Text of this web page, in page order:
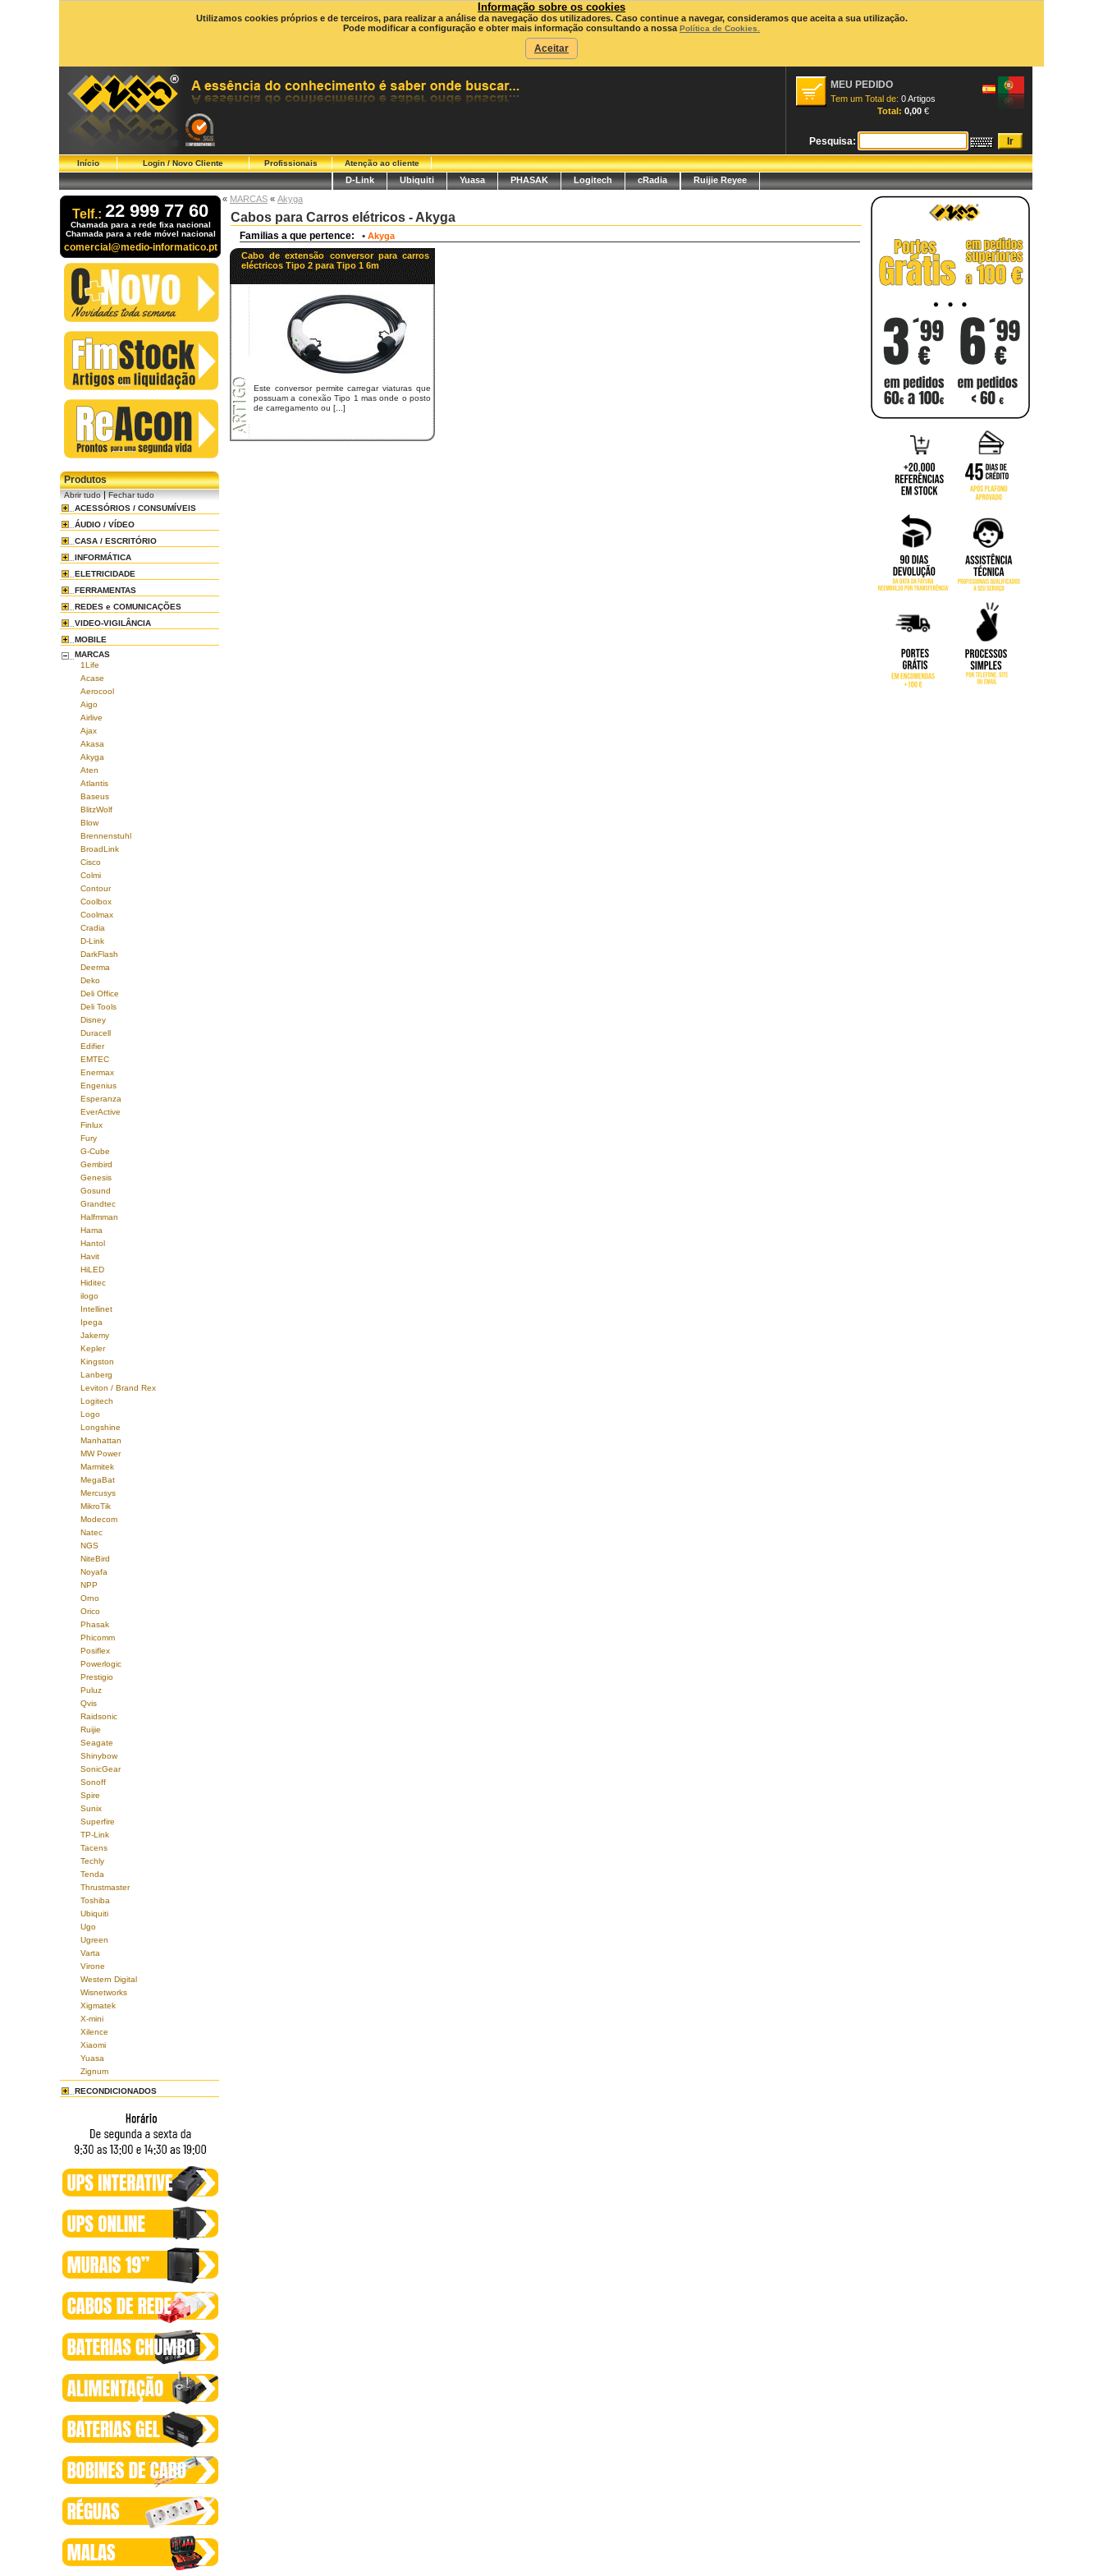
Informação sobre os cookies
Utilizamos cookies próprios e de terceiros, para realizar a análise da navegação dos utilizadores. Caso continue a navegar, consideramos que aceita a sua utilização.
Pode modificar a configuração e obter mais informação consultando a nossa Política de Cookies.
Aceitar
MEU PEDIDO
Tem um Total de: 0 Artigos
Total: 0,00 €
Pesquisa:
Início Login / Novo Cliente Profissionais Atenção ao cliente
D-Link Ubiquiti Yuasa PHASAK Logitech cRadia Ruijie Reyee
Telf.: 22 999 77 60
Chamada para a rede fixa nacional
Chamada para a rede móvel nacional
comercial@medio-informatico.pt
Produtos
Abrir tudo|Fechar tudo
ACESSÓRIOS / CONSUMÍVEIS
ÁUDIO / VÍDEO
CASA / ESCRITÓRIO
INFORMÁTICA
ELETRICIDADE
FERRAMENTAS
REDES e COMUNICAÇÕES
VIDEO-VIGILÂNCIA
MOBILE
MARCAS
1Life
Acase
Aerocool
Aigo
Airlive
Ajax
Akasa
Akyga
Aten
Atlantis
Baseus
BlitzWolf
Blow
Brennenstuhl
BroadLink
Cisco
Colmi
Contour
Coolbox
Coolmax
Cradia
D-Link
DarkFlash
Deerma
Deko
Deli Office
Deli Tools
Disney
Duracell
Edifier
EMTEC
Enermax
Engenius
Esperanza
EverActive
Finlux
Fury
G-Cube
Gembird
Genesis
Gosund
Grandtec
Halfmman
Hama
Hantol
Havit
HiLED
Hiditec
ilogo
Intellinet
Ipega
Jakemy
Kepler
Kingston
Lanberg
Leviton / Brand Rex
Logitech
Logo
Longshine
Manhattan
MW Power
Marmitek
MegaBat
Mercusys
MikroTik
Modecom
Natec
NGS
NiteBird
Noyafa
NPP
Orno
Orico
Phasak
Phicomm
Posiflex
Powerlogic
Prestigio
Puluz
Qvis
Raidsonic
Ruijie
Seagate
Shinybow
SonicGear
Sonoff
Spire
Sunix
Superfire
TP-Link
Tacens
Techly
Tenda
Thrustmaster
Toshiba
Ubiquiti
Ugo
Ugreen
Varta
Virone
Western Digital
Wisnetworks
Xigmatek
X-mini
Xilence
Xiaomi
Yuasa
Zignum
RECONDICIONADOS
« MARCAS « Akyga
Cabos para Carros elétricos - Akyga
Familias a que pertence: • Akyga
Cabo de extensão conversor para carros
eléctricos Tipo 2 para Tipo 1 6m
Este conversor permite carregar viaturas que
possuam a conexão Tipo 1 mas onde o posto
de carregamento ou [...]